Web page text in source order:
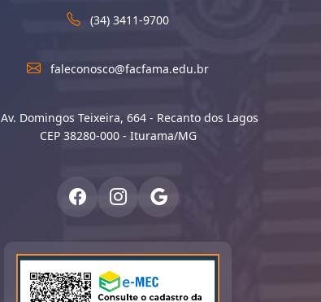
(34) 3411-9700
faleconosco@facfama.edu.br
Av. Domingos Teixeira, 664 - Recanto dos Lagos
CEP 38280-000 - Iturama/MG